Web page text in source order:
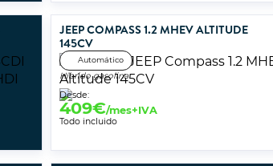
JEEP COMPASS 1.2 MHEV ALTITUDE
145CV
Automático
Híbrido gasolina
Desde:
409€/mes+IVA
Todo incluido